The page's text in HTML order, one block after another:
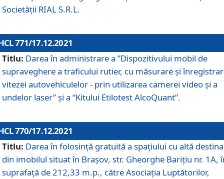
Societăţii RIAL S.R.L.
771/17.12.2021
Titlu: Darea în administrare a ”Dispozitivului mobil de
supraveghere a traficului rutier, cu măsurare și
vitezei autovehiculelor - prin utilizarea camerei video și a
undelor laser” și a “Kitului Etilotest AlcoQuant”.
770/17.12.2021
Titlu: Darea în folosinţă gratuită a spaţiului cu altă
din imobilul situat în Braşov, str. Gheorghe Bariţiu nr. 1A,
suprafaţă de 212,33 m.p., către Asociaţia Luptătorilor,